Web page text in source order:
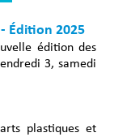
Édition 2025
édition des
3, samedi
plastiques et